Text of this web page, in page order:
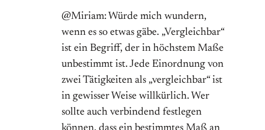
@Miriam: Würde mich wundern,
wenn es so etwas gäbe. „Vergleichbar“
ist ein Begriff, der in höchstem Maße
unbestimmt ist. Jede Einordnung von
zwei Tätigkeiten als „vergleichbar“ ist
in gewisser Weise willkürlich. Wer
sollte auch verbindend festlegen